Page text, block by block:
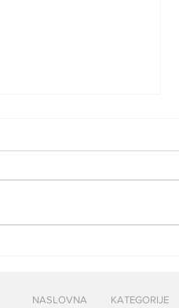
NASLOVNA KATEGORIJE